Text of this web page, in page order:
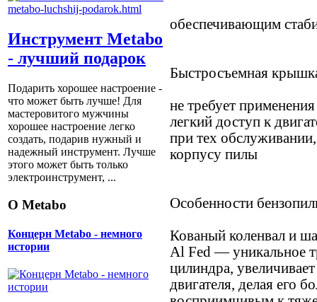
Инструмент Metabo
- лучший подарок
Подарить хорошее настроение -
что может быть лучше! Для
мастеровитого мужчины
хорошее настроение легко
создать, подарив нужный и
надежный инструмент. Лучше
этого может быть только
электроинструмент, ...
О Metabo
Концерн Metabo - немного
истории
обеспечивающим
Быстросъемная
не требует
легкий доступ к
при тех
корпусу пилы
Особенности
Кованый коленвал и
Al Fed — уникальное
цилиндра,
двигателя, делая его